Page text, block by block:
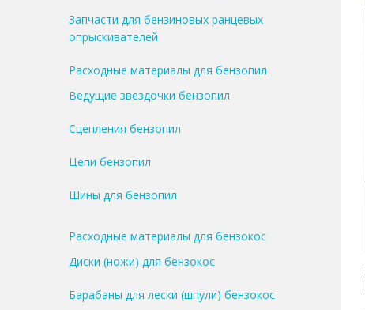
Запчасти для бензиновых ранцевых
опрыскивателей
Расходные материалы для бензопил
Ведущие звездочки бензопил
Сцепления бензопил
Цепи бензопил
Шины для бензопил
Расходные материалы для бензокос
Диски (ножи) для бензокос
Барабаны для лески (шпули) бензокос